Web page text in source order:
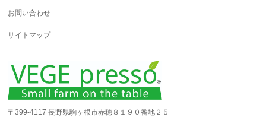
お問い合わせ
サイトマップ
〒399-4117 長野県駒ヶ根市赤穂８１９０番地２５